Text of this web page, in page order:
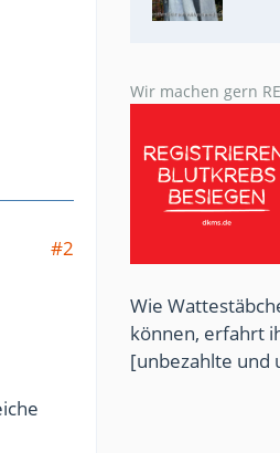
#2
Wir machen gern
Wie
können, erfahrt
[unbezahlte und